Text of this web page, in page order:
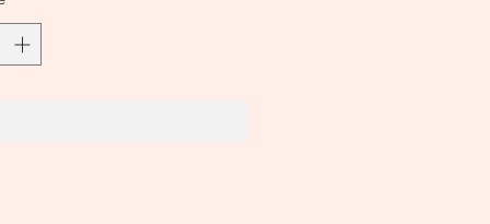
une fraicheur acidulée grâce à